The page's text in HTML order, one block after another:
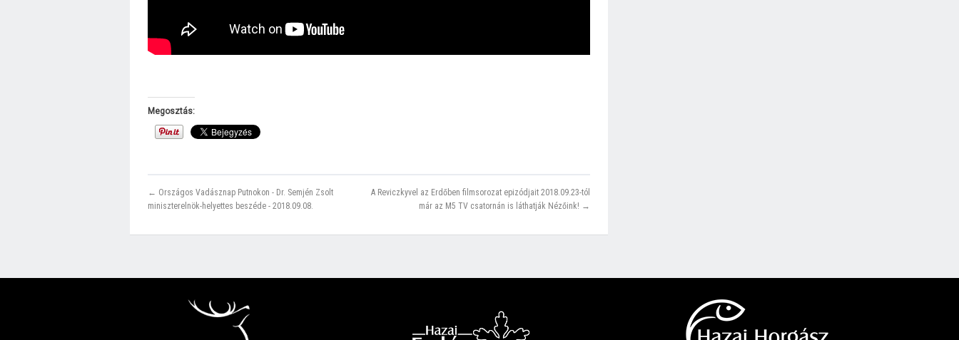
Megosztás:
← Országos Vadásznap Putnokon - Dr. Semjén Zsolt
miniszterelnök-helyettes beszéde - 2018.09.08.
A Reviczkyvel az Erdőben filmsorozat epizódjait 2018.09.23-tól
már az M5 TV csatornán is láthatják Nézőink! →